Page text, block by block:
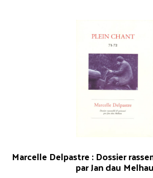
Marcelle Delpastre : Dossier
par Jan dau Melhau